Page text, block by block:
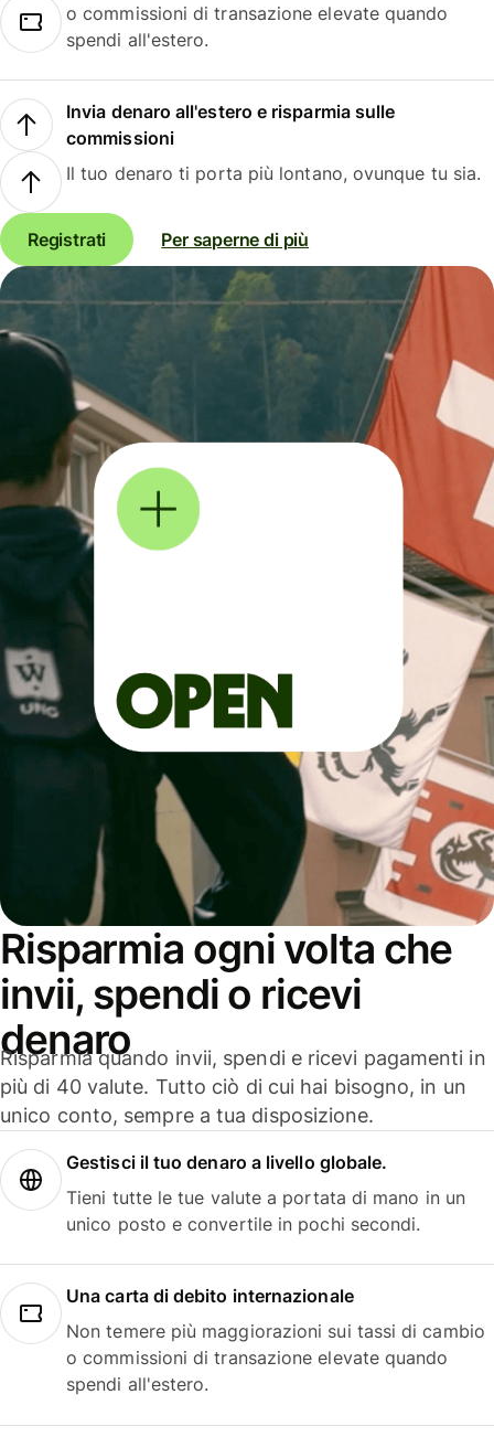
o commissioni di transazione elevate quando
spendi all'estero.
Invia denaro all'estero e risparmia sulle
commissioni
Il tuo denaro ti porta più lontano, ovunque tu sia.
Registrati Per saperne di più
Risparmia ogni volta che
invii, spendi o ricevi
denaro
Risparmia quando invii, spendi e ricevi pagamenti in
più di 40 valute. Tutto ciò di cui hai bisogno, in un
unico conto, sempre a tua disposizione.
Gestisci il tuo denaro a livello globale.
Tieni tutte le tue valute a portata di mano in un
unico posto e convertile in pochi secondi.
Una carta di debito internazionale
Non temere più maggiorazioni sui tassi di cambio
o commissioni di transazione elevate quando
spendi all'estero.